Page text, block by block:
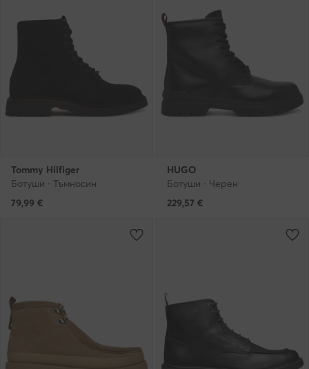
Tommy Hilfiger
Ботуши · Тъмносин
79,99 €
HUGO
Ботуши · Черен
229,57 €